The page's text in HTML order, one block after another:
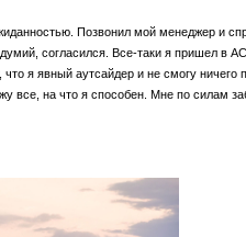
Позвонил мой менеджер и
согласился. Все-таки я пришел в
я явный аутсайдер и не смогу
все, на что я способен. Мне по силам